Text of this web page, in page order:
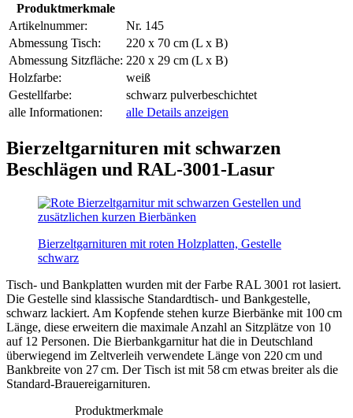
Produktmerkmale
Artikelnummer:
Nr. 145
Abmessung Tisch:
220 x 70 cm (L x B)
Abmessung Sitzfläche: 220 x 29 cm (L x B)
Holzfarbe:
weiß
Gestellfarbe:
schwarz pulverbeschichtet
alle Informationen:
alle Details anzeigen
Bierzeltgarnituren mit schwarzen
Beschlägen und RAL-3001-Lasur
Bierzeltgarnituren mit roten Holzplatten, Gestelle
schwarz
Tisch- und Bankplatten wurden mit der Farbe RAL 3001 rot lasiert.
Die Gestelle sind klassische Standardtisch- und Bankgestelle,
schwarz lackiert. Am Kopfende stehen kurze Bierbänke mit 100 cm
Länge, diese erweitern die maximale Anzahl an Sitzplätze von 10
auf 12 Personen. Die Bierbankgarnitur hat die in Deutschland
überwiegend im Zeltverleih verwendete Länge von 220 cm und
Bankbreite von 27 cm. Der Tisch ist mit 58 cm etwas breiter als die
Standard-Brauereigarnituren.
Produktmerkmale